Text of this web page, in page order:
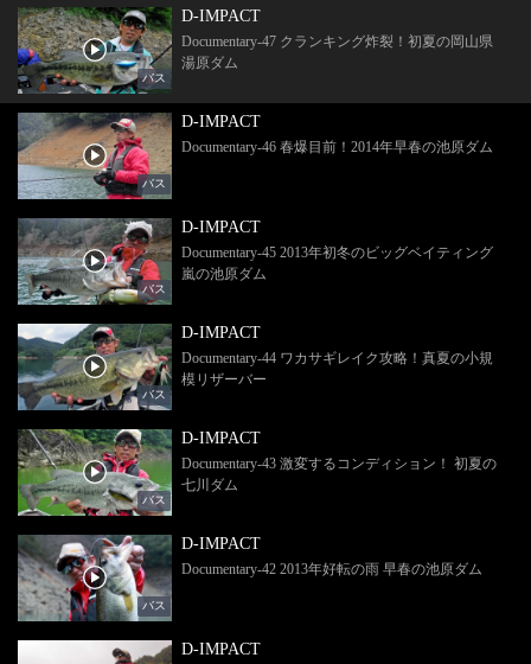
バス
D-IMPACT
Documentary-47 クランキング炸裂！初夏の岡山県
湯原ダム
バス
D-IMPACT
Documentary-46 春爆目前！2014年早春の池原ダム
バス
D-IMPACT
Documentary-45 2013年初冬のビッグベイティング
嵐の池原ダム
バス
D-IMPACT
Documentary-44 ワカサギレイク攻略！真夏の小規
模リザーバー
バス
D-IMPACT
Documentary-43 激変するコンディション！ 初夏の
七川ダム
バス
D-IMPACT
Documentary-42 2013年好転の雨 早春の池原ダム
D-IMPACT